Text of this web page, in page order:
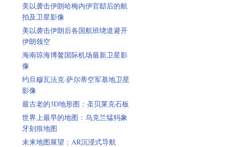
美以袭击伊朗哈梅内伊官邸后的航
拍及卫星影像
美以袭击伊朗后各国航班绕道避开
伊朗领空
海南琼海博鳌国际机场最新卫星影
像
约旦穆瓦法克·萨尔蒂空军基地卫星
影像
最古老的3D地形图：圣贝莱克石板
世界上最早的地图：乌克兰猛犸象
牙刻痕地图
未来地图展望：AR沉浸式导航